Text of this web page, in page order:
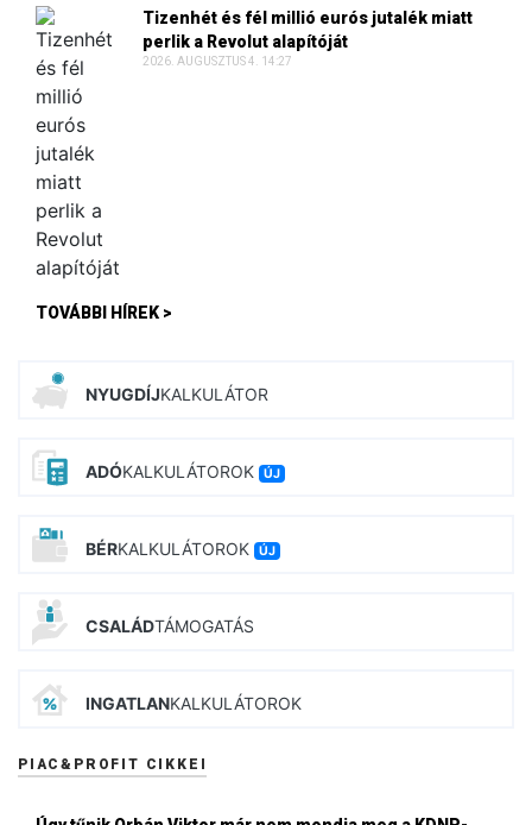
Tizenhét és fél millió eurós jutalék miatt
perlik a Revolut alapítóját
2026. AUGUSZTUS 4. 14:27
TOVÁBBI HÍREK >
NYUGDÍJKALKULÁTOR
ADÓKALKULÁTOROK ÚJ
BÉRKALKULÁTOROK ÚJ
CSALÁDTÁMOGATÁS
INGATLANKALKULÁTOROK
PIAC&PROFIT CIKKEI